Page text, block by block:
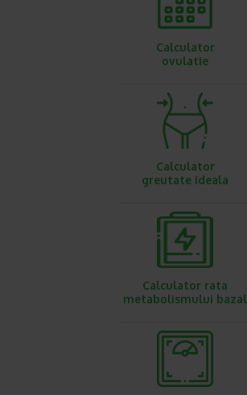
Calculator
ovulatie
Calculator
greutate ideala
Calculator rata
metabolismului bazal